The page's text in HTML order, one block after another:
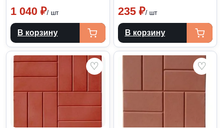
1 040 ₽/ шт
В корзину
235 ₽/ шт
В корзину
♡ ♡